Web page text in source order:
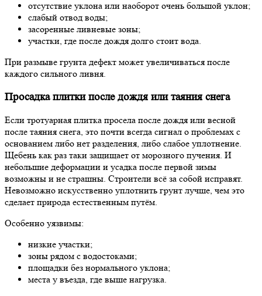
отсутствие уклона или наоборот очень большой уклон;
слабый отвод воды;
засоренные ливневые зоны;
участки, где после дождя долго стоит вода.
При размыве грунта дефект может увеличиваться после
каждого сильного ливня.
Просадка плитки после дождя или таяния снега
Если тротуарная плитка просела после дождя или весной
после таяния снега, это почти всегда сигнал о проблемах с
основанием либо нет разделения, либо слабое уплотнение.
Щебень как раз таки защищает от морозного пучения. И
небольшие деформации и усадка после первой зимы
возможны и не страшны. Строители всё за собой исправят.
Невозможно искусственно уплотнить грунт лучше, чем это
сделает природа естественным путём.
Особенно уязвимы:
низкие участки;
зоны рядом с водостоками;
площадки без нормального уклона;
места у въезда, где выше нагрузка.